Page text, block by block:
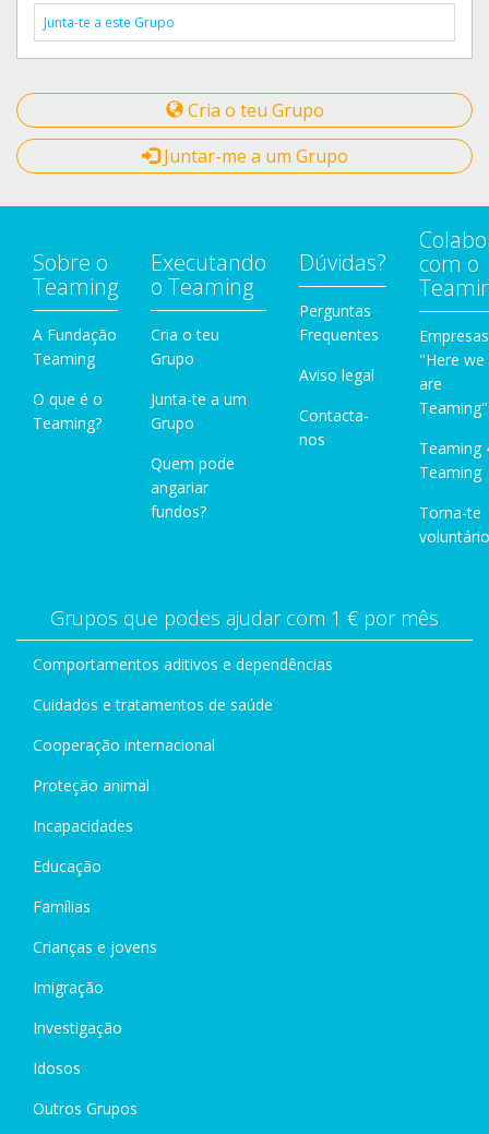
Junta-te a este Grupo
Cria o teu Grupo
Juntar-me a um Grupo
Sobre o
Teaming
A Fundação
Teaming
O que é o
Teaming?
Executando
o Teaming
Cria o teu
Grupo
Junta-te a um
Grupo
Quem pode
angariar
fundos?
Dúvidas?
Perguntas
Frequentes
Aviso legal
Contacta-
nos
com o
Empresas
"Here we
are
Teaming"
Teaming
Teaming
Torna-te
Grupos que podes ajudar com 1 € por mês
Comportamentos aditivos e dependências
Cuidados e tratamentos de saúde
Cooperação internacional
Proteção animal
Incapacidades
Educação
Famílias
Crianças e jovens
Imigração
Investigação
Idosos
Outros Grupos